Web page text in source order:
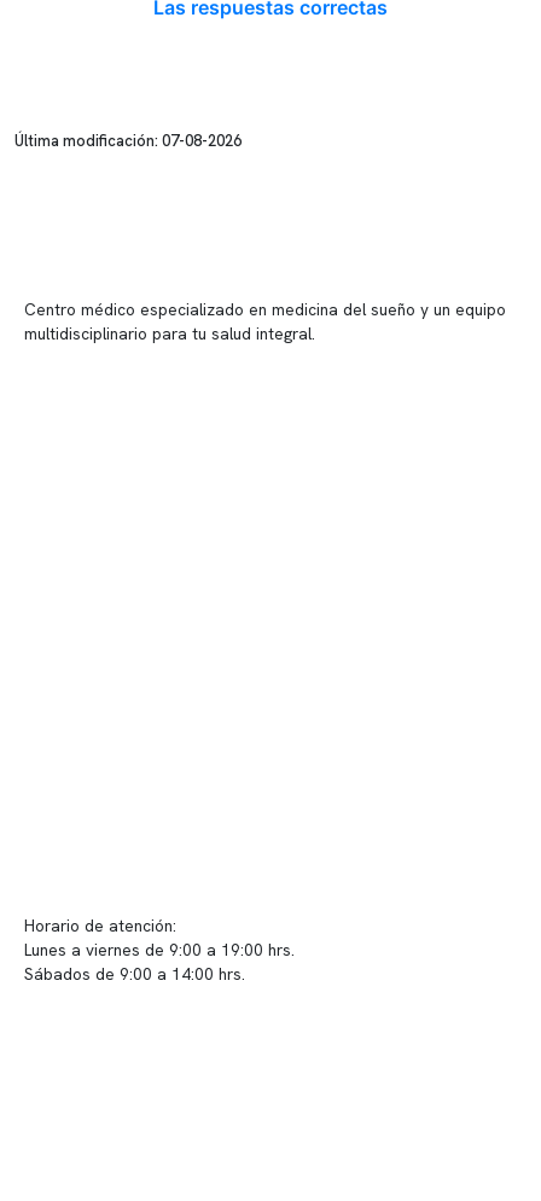
Las respuestas correctas
Última modificación: 07-08-2026
Centro médico especializado en medicina del sueño y un equipo
multidisciplinario para tu salud integral.
Horario de atención:
Lunes a viernes de 9:00 a 19:00 hrs.
Sábados de 9:00 a 14:00 hrs.